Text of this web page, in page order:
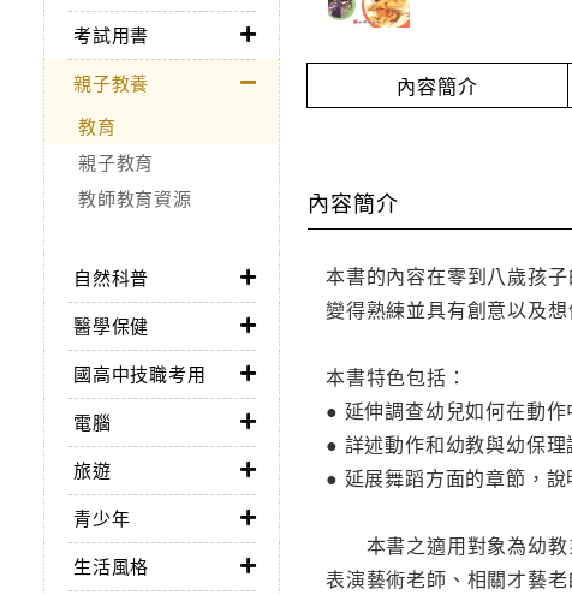
考試用書
親子教養
教育
親子教育
教師教育資源
自然科普
醫學保健
國高中技職考用
電腦
旅遊
青少年
生活風格
內容簡介
內容簡介
本書的內容在零到八歲孩
變得熟練並具有創意以及
本書特色包括：
● 延伸調查幼兒如何在動
● 詳述動作和幼教與幼保
● 延展舞蹈方面的章節，
本書之適用對象為幼教
表演藝術老師、相關才藝